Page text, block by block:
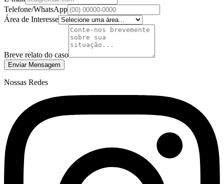
Telefone/WhatsApp
Área de Interesse
Breve relato do caso
Enviar Mensagem
Nossas Redes